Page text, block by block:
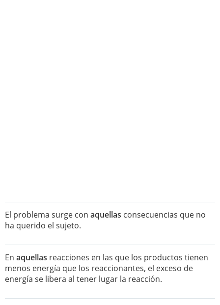
El problema surge con aquellas consecuencias que no
ha querido el sujeto.
En aquellas reacciones en las que los productos tienen
menos energía que los reaccionantes, el exceso de
energía se libera al tener lugar la reacción.